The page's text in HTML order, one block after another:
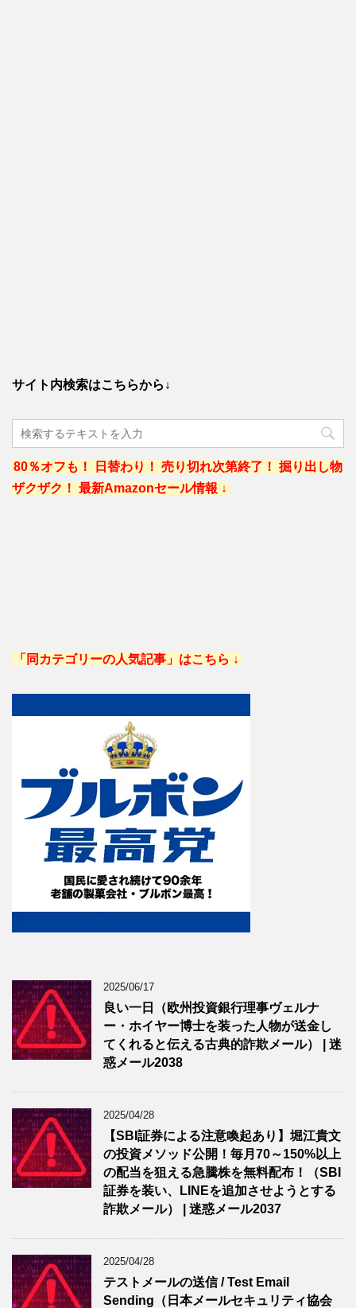
サイト内検索はこちらから↓
80％オフも！ 日替わり！ 売り切れ次第終了！ 掘り出し物
ザクザク！ 最新Amazonセール情報 ↓
「同カテゴリーの人気記事」はこちら ↓
2025/06/17
良い一日（欧州投資銀行理事ヴェルナ
ー・ホイヤー博士を装った人物が送金し
てくれると伝える古典的詐欺メール） | 迷
惑メール2038
2025/04/28
【SBI証券による注意喚起あり】堀江貴文
の投資メソッド公開！毎月70～150%以上
の配当を狙える急騰株を無料配布！（SBI
証券を装い、LINEを追加させようとする
詐欺メール） | 迷惑メール2037
2025/04/28
テストメールの送信 / Test Email
Sending（日本メールセキュリティ協会